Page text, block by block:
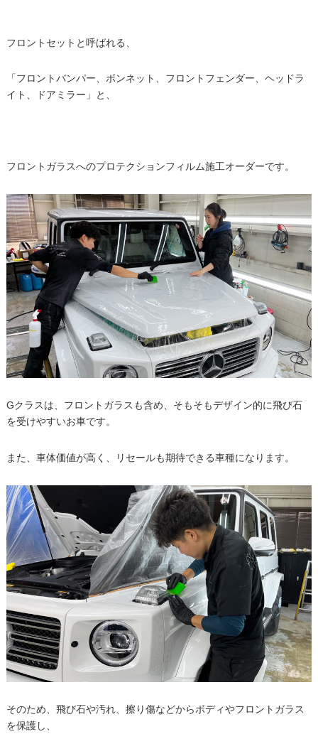
フロントセットと呼ばれる、
「フロントバンパー、ボンネット、フロントフェンダー、ヘッドラ
イト、ドアミラー」と、
フロントガラスへのプロテクションフィルム施工オーダーです。
Gクラスは、フロントガラスも含め、そもそもデザイン的に飛び石
を受けやすいお車です。
また、車体価値が高く、リセールも期待できる車種になります。
そのため、飛び石や汚れ、擦り傷などからボディやフロントガラス
を保護し、